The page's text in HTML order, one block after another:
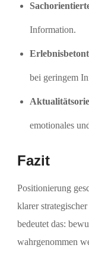
Information.
bei geringem
emotionales
Fazit
Positionierung
klarer
bedeutet das:
wahrgenommen